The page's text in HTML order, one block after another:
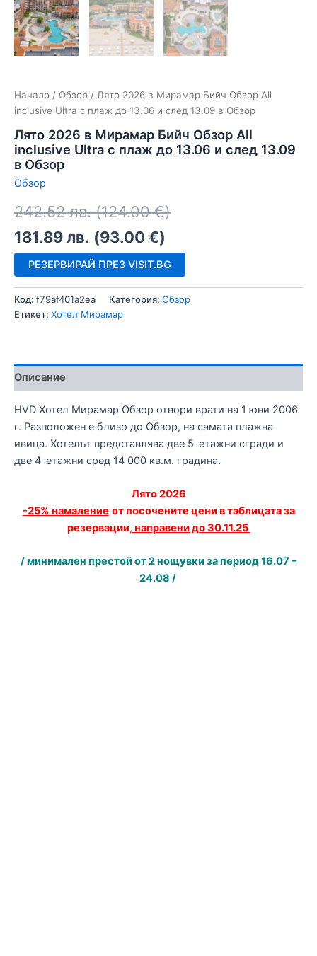
Начало / Обзор / Лято 2026 в Мирамар Бийч Обзор All
inclusive Ultra с плаж до 13.06 и след 13.09 в Обзор
Лято 2026 в Мирамар Бийч Обзор All
inclusive Ultra с плаж до 13.06 и след 13.09
в Обзор
Обзор
242.52лв. (124.00€)
181.89лв. (93.00 €)
РЕЗЕРВИРАЙ ПРЕЗ VISIT.BG
Код: f79af401a2ea Категория: Обзор
Етикет: Хотел Мирамар
Описание
HVD Хотел Мирамар Обзор отвори врати на 1 юни 2006
г. Разположен е близо до Обзор, на самата плажна
ивица. Хотелът представлява две 5-етажни сгради и
две 4-етажни сред 14 000 кв.м. градина.
Лято 2026
-25% намаление от посочените цени в таблицата за
резервации, направени до 30.11.25
/ минимален престой от 2 нощувки за период 16.07 –
24.08 /